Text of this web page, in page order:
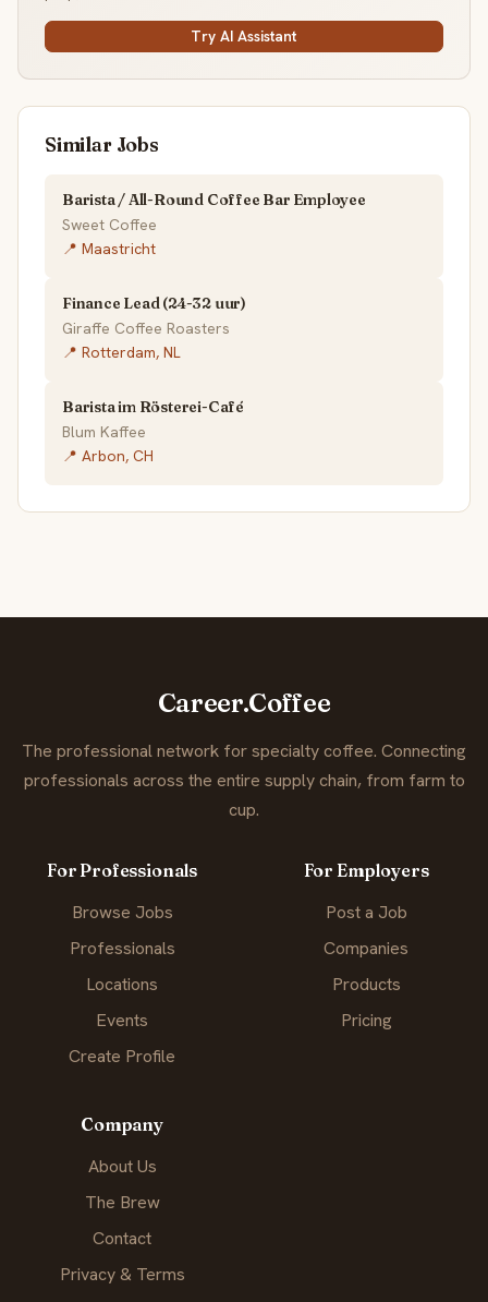
Try AI Assistant
Similar Jobs
Barista / All-Round Coffee Bar Employee
Sweet Coffee
📍 Maastricht
Finance Lead (24-32 uur)
Giraffe Coffee Roasters
📍 Rotterdam, NL
Barista im Rösterei-Café
Blum Kaffee
📍 Arbon, CH
Career.Coffee
The professional network for specialty coffee. Connecting
professionals across the entire supply chain, from farm to
cup.
For Professionals
Browse Jobs
Professionals
Locations
Events
Create Profile
For Employers
Post a Job
Companies
Products
Pricing
Company
About Us
The Brew
Contact
Privacy & Terms